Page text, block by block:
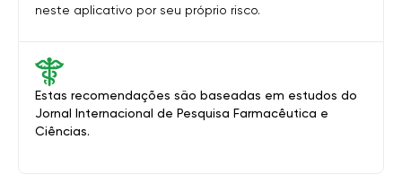
Estas recomendações são baseadas em estudos do
Jornal Internacional de Pesquisa Farmacêutica e
Ciências.
neste aplicativo por seu próprio risco.